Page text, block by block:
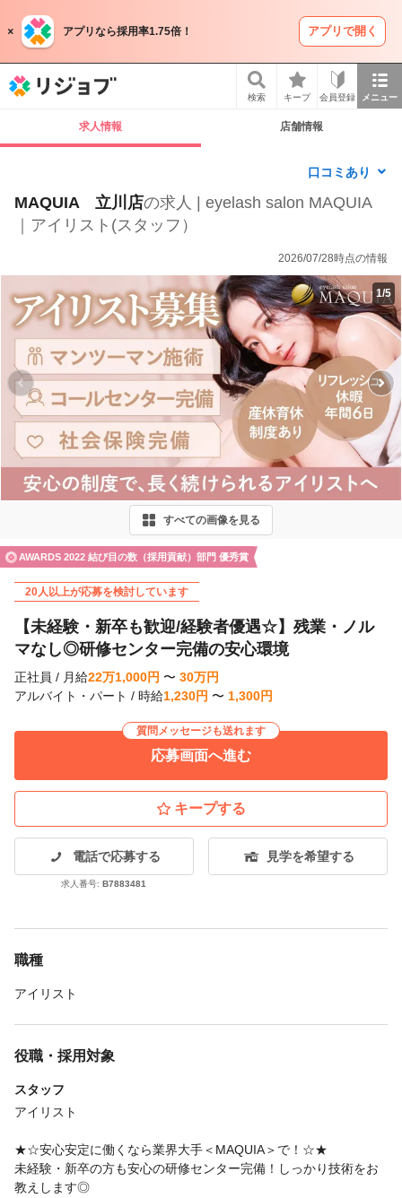
アプリなら採用率1.75倍！ アプリで開く
検索 キープ 会員登録 メニュー
求人情報 店舗情報
口コミあり
MAQUIA 立川店の求人 | eyelash salon MAQUIA
｜アイリスト(スタッフ）
2026/07/28時点の情報
1/5
すべての画像を見る
AWARDS 2022 結び目の数（採用貢献）部門 優秀賞
20人以上が応募を検討しています
【未経験・新卒も歓迎/経験者優遇☆】残業・ノル
マなし◎研修センター完備の安心環境
正社員 / 月給22万1,000円 〜 30万円
アルバイト・パート / 時給1,230円 〜 1,300円
質問メッセージも送れます
応募画面へ進む
キープする
電話で応募する
求人番号:B7883481
見学を希望する
職種
アイリスト
役職・採用対象
スタッフ
アイリスト
★☆安心安定に働くなら業界大手＜MAQUIA＞で！☆★
未経験・新卒の方も安心の研修センター完備！しっかり技術をお
教えします◎